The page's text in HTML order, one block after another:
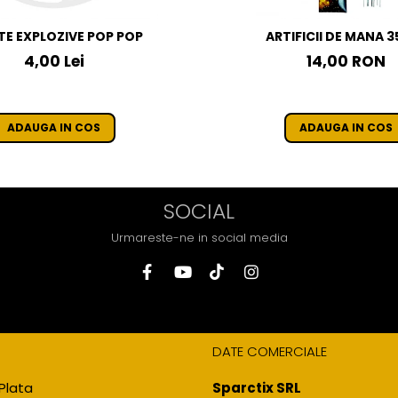
EXPLOZIVE POP POP
4,00 Lei
ADAUGA IN COS
ARTIFICII DE MANA
14,00 RON
ADAUGA IN COS
SOCIAL
Urmareste-ne in social media
DATE COMERCIALE
Sparctix SRL